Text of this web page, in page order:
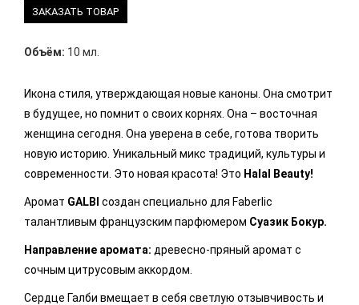
ЗАКАЗАТЬ ТОВАР
Объём: 10 мл.
Икона стиля, утверждающая новые каноны. Она смотрит
в будущее, но помнит о своих корнях. Она – восточная
женщина сегодня. Она уверена в себе, готова творить
новую историю. Уникальный микс традиций, культуры и
современности. Это новая красота! Это Halal Beauty!
Аромат GALBI создан специально для Faberlic
талантливым французским парфюмером Суазик Бокур.
Направление аромата: древесно-пряный аромат с
сочным цитрусовым аккордом.
Сердце Галби вмещает в себя светлую отзывчивость и